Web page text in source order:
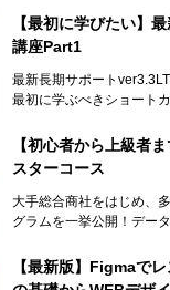
【最初に学びたい】
講座Part1
最新長期サポート
最初に学ぶべきショート
【初心者から上級者
スターコース
大手総合商社をはじめ、
グラムを一挙公開！デー
【最新版】Figmaで